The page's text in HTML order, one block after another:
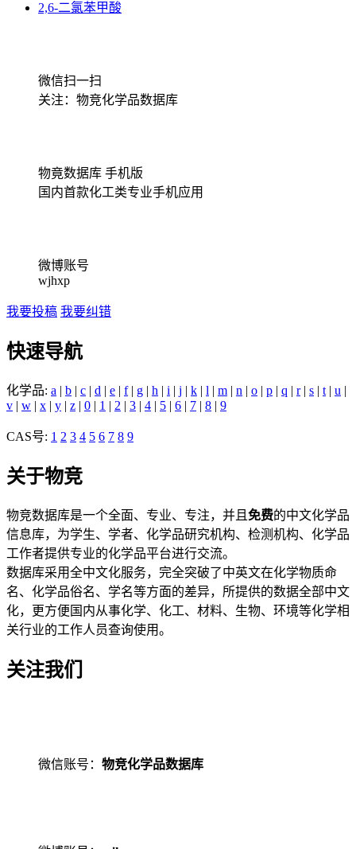
2,6-二氯苯甲酸
微信扫一扫
关注：物竞化学品数据库
物竟数据库 手机版
国内首款化工类专业手机应用
微博账号
wjhxp
我要投稿 我要纠错
快速导航
化学品: a | b | c | d | e | f| g | h | i | j | k | l | m | n | o | p | q | r| s | t | u |
v | w | x | y | z | 0 | 1 | 2 | 3 | 4 | 5 | 6 | 7 | 8 | 9
CAS号: 1 2 3 4 5 6 7 8 9
关于物竞
物竞数据库是一个全面、专业、专注，并且 免费的中文化学品
信息库，为学生、学者、化学品研究机构、检测机构、化学品
工作者提供专业的化学品平台进行交流。
数据库采用全中文化服务，完全突破了中英文在化学物质命
名、化学品俗名、学名等方面的差异，所提供的数据全部中文
化，更方便国内从事化学、化工、材料、生物、环境等化学相
关行业的工作人员查询使用。
关注我们
微信账号： 物竞化学品数据库